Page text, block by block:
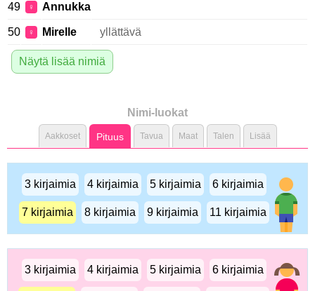
49 ♀ Annukka
50 ♀ Mirelle yllättävä
Näytä lisää nimiä
Nimi-luokat
Aakkoset Pituus Tavua Maat Talen Lisää
3 kirjaimia 4 kirjaimia 5 kirjaimia 6 kirjaimia
7 kirjaimia 8 kirjaimia 9 kirjaimia 11 kirjaimia
3 kirjaimia 4 kirjaimia 5 kirjaimia 6 kirjaimia